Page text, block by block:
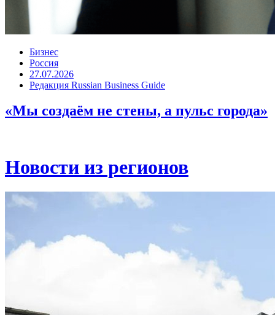
Бизнес
Россия
27.07.2026
Редакция Russian Business Guide
«Мы создаём не стены, а пульс города»
Новости из регионов